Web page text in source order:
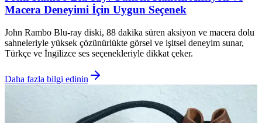
Macera Deneyimi İçin Uygun Seçenek
John Rambo Blu-ray diski, 88 dakika süren aksiyon ve macera dolu
sahneleriyle yüksek çözünürlükte görsel ve işitsel deneyim sunar,
Türkçe ve İngilizce ses seçenekleriyle dikkat çeker.
Daha fazla bilgi edinin